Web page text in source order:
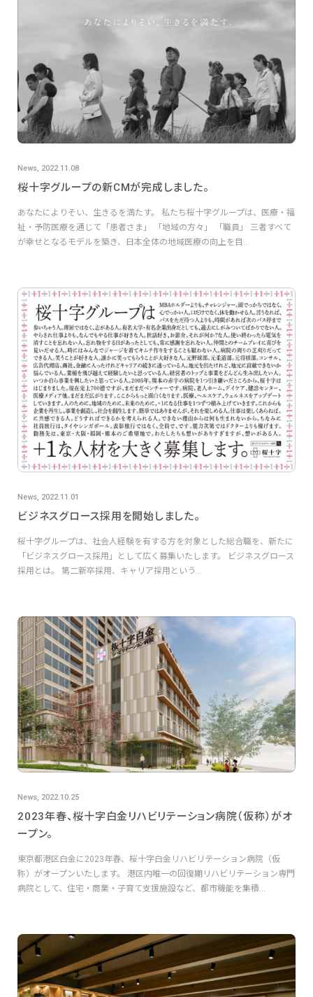
News, 2022.11.08
桜十字グループの新CMが完成しました。
あなたによりそい、生きるを満たす。 私たち桜十字グループは、医療・福
祉・予防医療を通じて「患者さま」 「地域の方々」 「職員」 三者すべて
が幸せとなるモデルを築き、日本全体の地域医療の向上を目...
News, 2022.11.01
ビジネスグロース採用を開始しました。
桜十字グループは、社会人経験を有する方を対象とした総合職を、新たに
「ビジネスグロース採用」として広く募集いたします。 ビジネスグロース
採用とは。 第二新卒採用、キャリア採用という...
News, 2022.10.25
2023年春、桜十字白金リハビリテーション病院（仮称）がオ
ープン。
東京都港区白金に2023年春、桜十字白金リハビリテーション病院（仮
称）がオープンいたします。 港区内唯一の回復期リハビリテーション専門
病院として、住宅・商業・子育て支援施設など、都市機能を集積...